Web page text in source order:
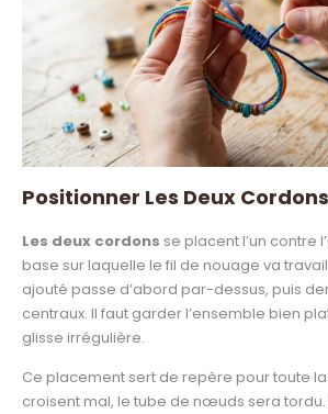
Positionner Les Deux
Les deux cordons se placent l’un contre
base sur laquelle le fil de nouage va
ajouté passe d’abord par-dessus, puis
centraux. Il faut garder l’ensemble bien
glisse irrégulière.
Ce placement sert de repère pour toute la
croisent mal, le tube de nœuds sera tordu.